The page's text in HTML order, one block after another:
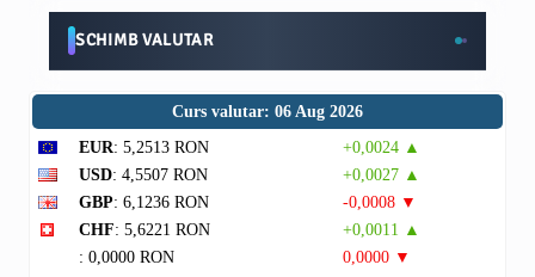
SCHIMB VALUTAR
Curs valutar: 06 Aug 2026
EUR: 5,2513 RON
+0,0024 ▲
USD: 4,5507 RON
+0,0027 ▲
GBP: 6,1236 RON
-0,0008 ▼
CHF: 5,6221 RON
+0,0011 ▲
: 0,0000 RON
0,0000 ▼